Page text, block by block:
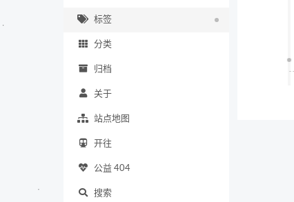
标签
分类
归档
关于
站点地图
开往
公益 404
搜索